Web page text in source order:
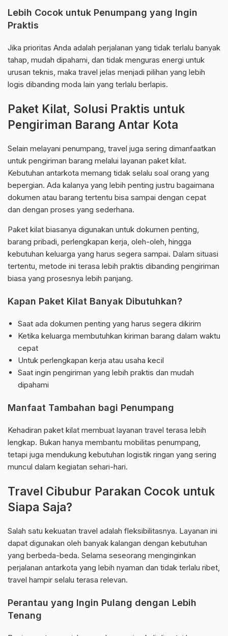
Lebih Cocok untuk Penumpang yang Ingin
Praktis
Jika prioritas Anda adalah perjalanan yang tidak terlalu banyak
tahap, mudah dipahami, dan tidak menguras energi untuk
urusan teknis, maka travel jelas menjadi pilihan yang lebih
logis dibanding moda lain yang terlalu berlapis.
Paket Kilat, Solusi Praktis untuk
Pengiriman Barang Antar Kota
Selain melayani penumpang, travel juga sering dimanfaatkan
untuk pengiriman barang melalui layanan paket kilat.
Kebutuhan antarkota memang tidak selalu soal orang yang
bepergian. Ada kalanya yang lebih penting justru bagaimana
dokumen atau barang tertentu bisa sampai dengan cepat
dan dengan proses yang sederhana.
Paket kilat biasanya digunakan untuk dokumen penting,
barang pribadi, perlengkapan kerja, oleh-oleh, hingga
kebutuhan keluarga yang harus segera sampai. Dalam situasi
tertentu, metode ini terasa lebih praktis dibanding pengiriman
biasa yang prosesnya lebih panjang.
Kapan Paket Kilat Banyak Dibutuhkan?
Saat ada dokumen penting yang harus segera dikirim
Ketika keluarga membutuhkan kiriman barang dalam waktu
cepat
Untuk perlengkapan kerja atau usaha kecil
Saat ingin pengiriman yang lebih praktis dan mudah
dipahami
Manfaat Tambahan bagi Penumpang
Kehadiran paket kilat membuat layanan travel terasa lebih
lengkap. Bukan hanya membantu mobilitas penumpang,
tetapi juga mendukung kebutuhan logistik ringan yang sering
muncul dalam kegiatan sehari-hari.
Travel Cibubur Parakan Cocok untuk
Siapa Saja?
Salah satu kekuatan travel adalah fleksibilitasnya. Layanan ini
dapat digunakan oleh banyak kalangan dengan kebutuhan
yang berbeda-beda. Selama seseorang menginginkan
perjalanan antarkota yang lebih nyaman dan tidak terlalu ribet,
travel hampir selalu terasa relevan.
Perantau yang Ingin Pulang dengan Lebih
Tenang